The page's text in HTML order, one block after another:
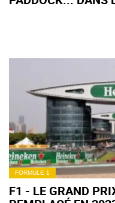
FORMULE 1
F1 - LE GRAND